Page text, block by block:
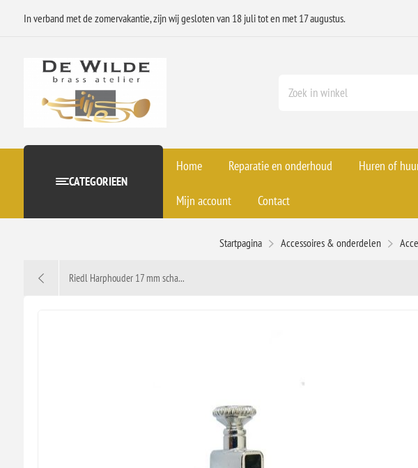
In verband met de zomervakantie, zijn wij gesloten van 18 juli tot en met 17 augustus.
CATEGORIEEN
Home Reparatie en onderhoud Huren of
Mijn account Contact
Startpagina Accessoires & onderdelen
Riedl Harphouder 17 mm scha...